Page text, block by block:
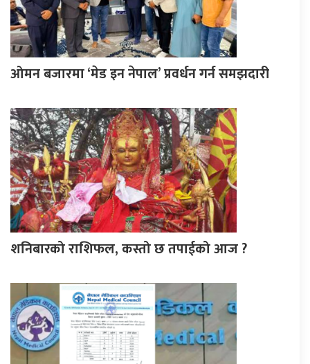
ओमन बजारमा ‘मेड इन नेपाल’ प्रवर्धन गर्न समझदारी
शनिबारको राशिफल, कस्तो छ तपाईको आज ?